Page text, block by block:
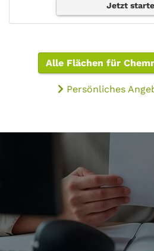
Jetzt
Alle Flächen für
Persönliches